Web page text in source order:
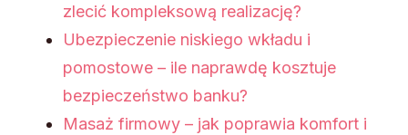
zlecić kompleksową realizację?
Ubezpieczenie niskiego wkładu i
pomostowe – ile naprawdę kosztuje
bezpieczeństwo banku?
Masaż firmowy – jak poprawia komfort i